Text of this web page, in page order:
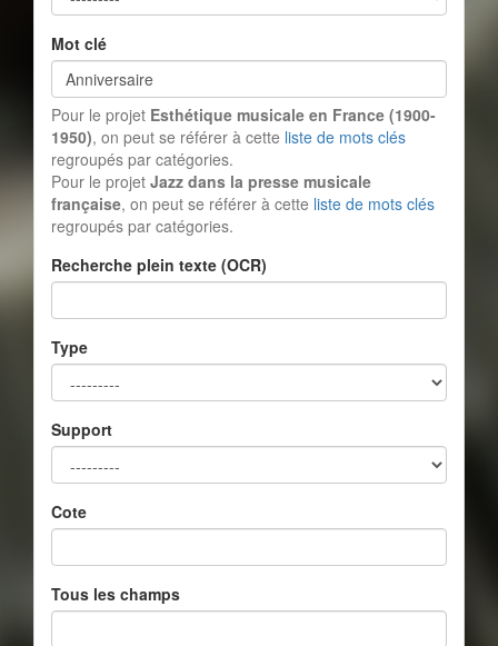
Mot clé
Pour le projet Esthétique musicale en France (1900-
1950), on peut se référer à cette liste de mots clés
regroupés par catégories.
Pour le projet Jazz dans la presse musicale
française, on peut se référer à cette liste de mots clés
regroupés par catégories.
Recherche plein texte (OCR)
Type
Support
Cote
Tous les champs